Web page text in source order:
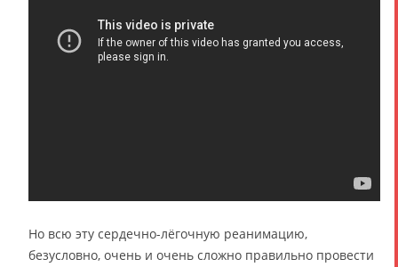
Но всю эту сердечно-лёгочную реанимацию,
безусловно, очень и очень сложно правильно провести